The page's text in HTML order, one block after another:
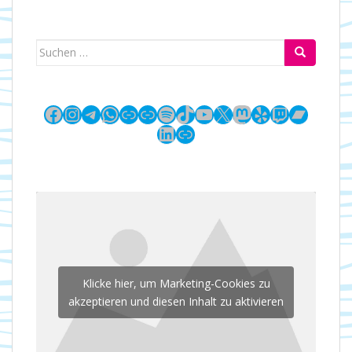
Suchen
Facebook
Instagram
Telegram
WhatsApp
LinkLinkSpotify
TikTok
YouTube
X Mastodon
YelpTwitch
LinkedIn
Link
Klicke hier, um Marketing-Cookies zu
akzeptieren und diesen Inhalt zu aktivieren